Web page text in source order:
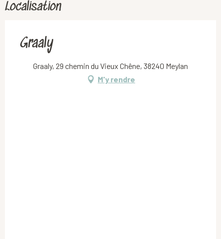
Localisation
Graaly
Graaly, 29 chemin du Vieux Chêne, 38240 Meylan
M'y rendre